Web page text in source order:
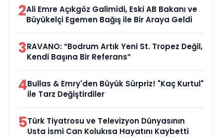
2Ali Emre Açıkgöz Galimidi, Eski AB Bakanı ve
Büyükelçi Egemen Bağış ile Bir Araya Geldi
3RAVANO: “Bodrum Artık Yeni St. Tropez Değil,
Kendi Başına Bir Referans”
4Bullas & Emry'den Büyük Sürpriz! "Kaç Kurtul"
ile Tarz Değiştirdiler
5Türk Tiyatrosu ve Televizyon Dünyasının
Usta İsmi Can Kolukısa Hayatını Kaybetti